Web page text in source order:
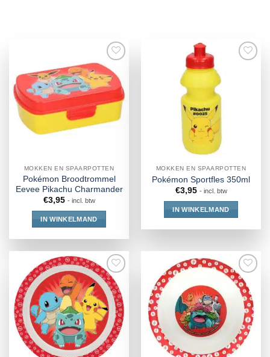
MOKKEN EN SPAARPOTTEN
Pokémon Broodtrommel
Eevee Pikachu Charmander
€3,95 - incl. btw
IN WINKELMAND
MOKKEN EN SPAARPOTTEN
Pokémon Sportfles 350ml
€3,95 - incl. btw
IN WINKELMAND